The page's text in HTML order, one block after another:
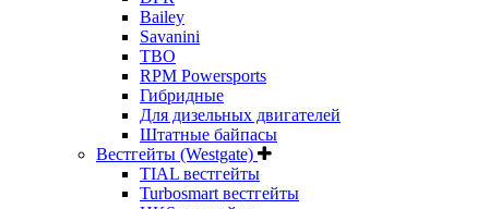
Bailey
Savanini
TBO
RPM Powersports
Гибридные
Для дизельных двигателей
Штатные байпасы
Вестгейты (Westgate)
TIAL вестгейты
Turbosmart вестгейты